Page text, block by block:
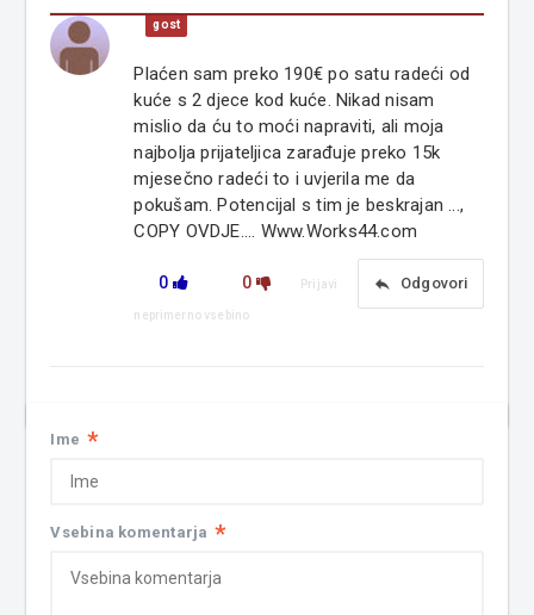
gost
Plaćen sam preko 190€ po satu radeći od
kuće s 2 djece kod kuće. Nikad nisam
mislio da ću to moći napraviti, ali moja
najbolja prijateljica zarađuje preko 15k
mjesečno radeći to i uvjerila me da
pokušam. Potencijal s tim je beskrajan ...,
COPY OVDJE.... Www.Works44.com
0 0 reply Odgovori
Prijavi
neprimerno vsebino
Ime *
Vsebina komentarja *